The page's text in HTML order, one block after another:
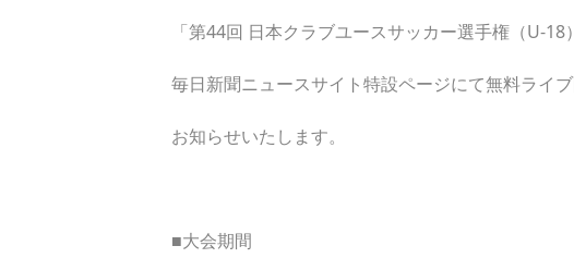
「第44回 日本クラブユースサッカー選手権（U-
毎日新聞ニュースサイト特設ページにて無料ライ
お知らせいたします。
■大会期間